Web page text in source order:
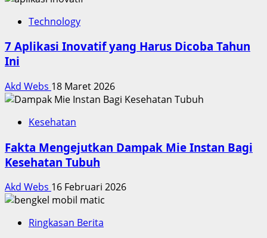
Technology
7 Aplikasi Inovatif yang Harus Dicoba Tahun
Ini
Akd Webs 18 Maret 2026
Kesehatan
Fakta Mengejutkan Dampak Mie Instan Bagi
Kesehatan Tubuh
Akd Webs 16 Februari 2026
Ringkasan Berita